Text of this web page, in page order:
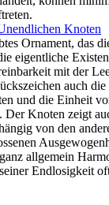
Knoten
Ornament, das
eigentliche
mit der
auch die
und die Einheit
Knoten zeigt
von den
allgemein
Endlosigkeit